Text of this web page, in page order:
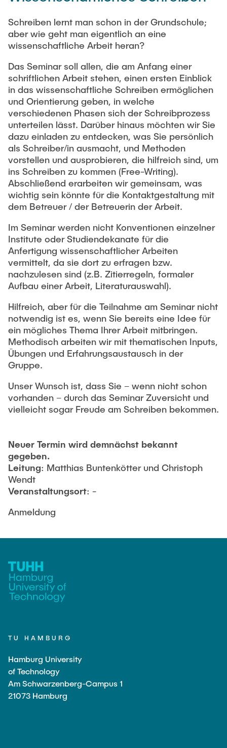
Press Release
Flyers and brochures
Events
Merchandise-Shop
Working at TU Hamburg
Job opportunities
Faculty recruiting
Information for new employees
Internal Information
New@tuhh
Around student life
study organization
AI in Education
After Graduation
Alumni
Career Center
Graduate Academy
Doctoral Degrees
Continuing Education
Early Career Research Support
Good Scientific Practice
Future Lectures
Team
Research & Transfer News
Interdisciplinary Workshop of the FSP
"Biobased Processes and Reactor
Technologies"
Process Engineering
Study programs
Research and Institutes
Technology and Innovation in Education
News
Study programs
Research and Institutes
Management Sciences and Technology
Study Programs
Research and Institutes
Mechanical Engineering
Study programs
Research and institutes
Joint School of Multidisciplinary Studies
Institutes
Overview
Exchange students
Intercultural Hub
International Scholars & Guests
Partnerships and Strategy
Study Exchange Partnerships
How to establish partnerships
Strategy
ECIU University
Contacts & International Team
Schreiben lernt man schon in der Grundschule;
aber wie geht man eigentlich an eine
wissenschaftliche Arbeit heran?
Das Seminar soll allen, die am Anfang einer
schriftlichen Arbeit stehen, einen ersten Einblick
in das wissenschaftliche Schreiben ermöglichen
und Orientierung geben, in welche
verschiedenen Phasen sich der Schreibprozess
unterteilen lässt. Darüber hinaus möchten wir Sie
dazu einladen zu entdecken, was Sie persönlich
als Schreiber/in ausmacht, und Methoden
vorstellen und ausprobieren, die hilfreich sind, um
ins Schreiben zu kommen (Free-Writing).
Abschließend erarbeiten wir gemeinsam, was
wichtig sein könnte für die Kontaktgestaltung mit
dem Betreuer / der Betreuerin der Arbeit.
Im Seminar werden nicht Konventionen einzelner
Institute oder Studiendekanate für die
Anfertigung wissenschaftlicher Arbeiten
vermittelt, da sie dort zu erfragen bzw.
nachzulesen sind (z.B. Zitierregeln, formaler
Aufbau einer Arbeit, Literaturauswahl).
Hilfreich, aber für die Teilnahme am Seminar nicht
notwendig ist es, wenn Sie bereits eine Idee für
ein mögliches Thema Ihrer Arbeit mitbringen.
Methodisch arbeiten wir mit thematischen Inputs,
Übungen und Erfahrungsaustausch in der
Gruppe.
Unser Wunsch ist, dass Sie – wenn nicht schon
vorhanden – durch das Seminar Zuversicht und
vielleicht sogar Freude am Schreiben bekommen.
Neuer Termin wird demnächst bekannt
gegeben.
Leitung: Matthias Buntenkötter und Christoph
Wendt
Veranstaltungsort: -
Anmeldung
TU HAMBURG
Hamburg University
of Technology
Am Schwarzenberg-Campus 1
21073 Hamburg